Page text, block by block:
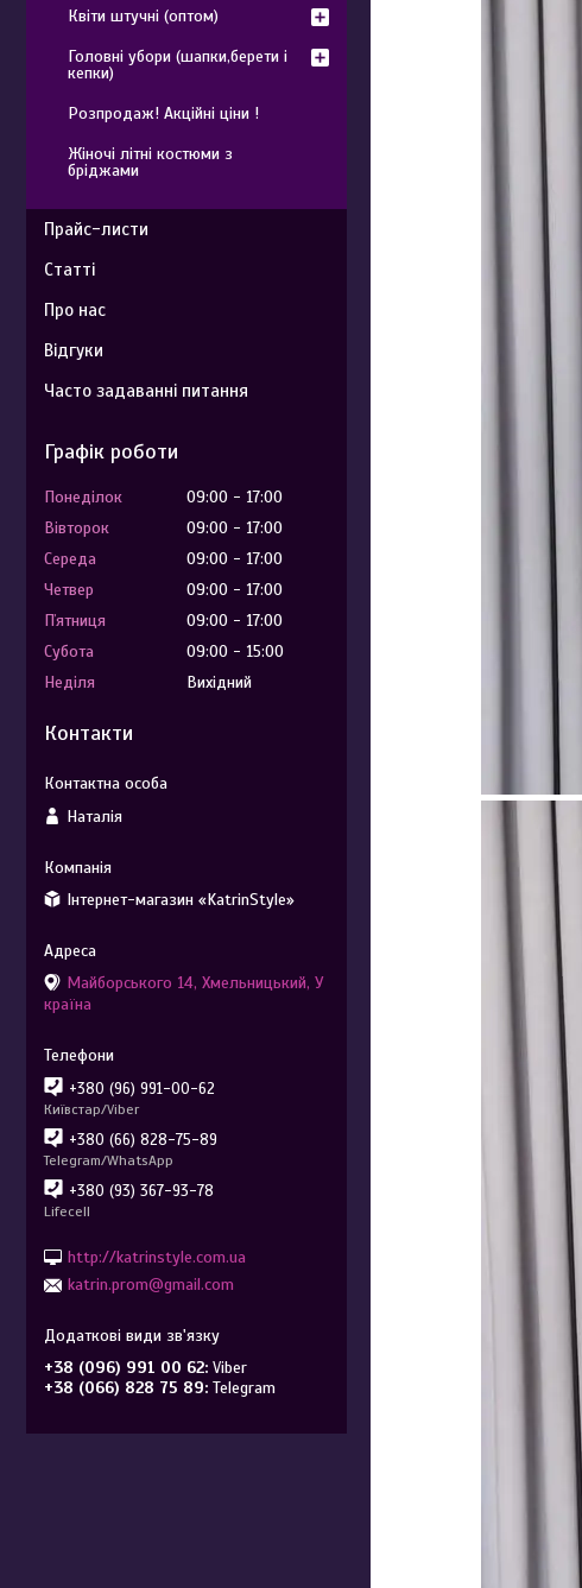
Квіти штучні (оптом)
Головні убори (шапки,берети і
кепки)
Розпродаж! Акційні ціни !
Жіночі літні костюми з
бріджами
Прайс-листи
Статті
Про нас
Відгуки
Часто задаванні питання
Графік роботи
Понеділок 09:00
17:00
Вівторок
09:00
17:00
Середа
09:00
17:00
Четвер
09:00
17:00
Пʼятниця
09:00
17:00
Субота
09:00
15:00
Неділя
Вихідний
Контакти
Наталія
Інтернет-магазин «KatrinStyle»
Майборського 14, Хмельницький, У
країна
+380 (96) 991-00-62
Київстар/Viber
+380 (66) 828-75-89
Telegram/WhatsApp
+380 (93) 367-93-78
Lifecell
http://katrinstyle.com.ua
katrin.prom@gmail.com
+38 (096) 991 00 62 Viber
+38 (066) 828 75 89 Telegram